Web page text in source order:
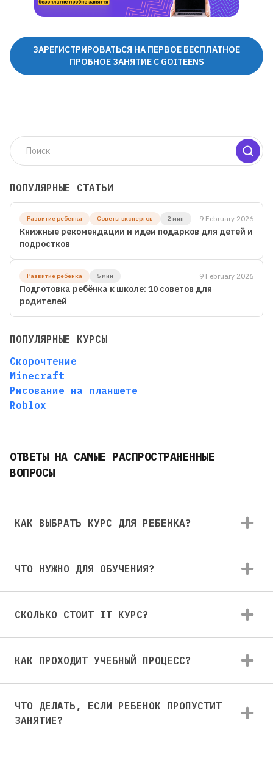
ЗАРЕГИСТРИРОВАТЬСЯ НА ПЕРВОЕ БЕСПЛАТНОЕ
ПРОБНОЕ ЗАНЯТИЕ С GOITEENS
ПОПУЛЯРНЫЕ СТАТЬИ
Развитие ребенка Советы экспертов 2 мин 9 February 2026
Книжные рекомендации и идеи подарков для детей и
подростков
Развитие ребенка 5 мин 9 February 2026
Подготовка ребёнка к школе: 10 советов для
родителей
ПОПУЛЯРНЫЕ КУРСЫ
Скорочтение
Minecraft
Рисование на планшете
Roblox
ОТВЕТЫ НА САМЫЕ РАСПРОСТРАНЕННЫЕ
ВОПРОСЫ
КАК ВЫБРАТЬ КУРС ДЛЯ РЕБЕНКА?
ЧТО НУЖНО ДЛЯ ОБУЧЕНИЯ?
СКОЛЬКО СТОИТ IT КУРС?
КАК ПРОХОДИТ УЧЕБНЫЙ ПРОЦЕСС?
ЧТО ДЕЛАТЬ, ЕСЛИ РЕБЕНОК ПРОПУСТИТ
ЗАНЯТИЕ?
ЛЕТНЯЯ МАСТЕРСКАЯ GOITEENS
ВМЕСТО ЛЕТА В ТЕЛЕФОНЕ -
Подробнее